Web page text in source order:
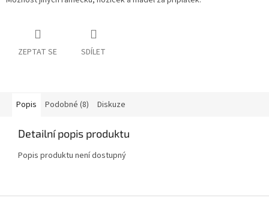
ZEPTAT SE SDÍLET
Popis Podobné (8) Diskuze
Detailní popis produktu
Popis produktu není dostupný